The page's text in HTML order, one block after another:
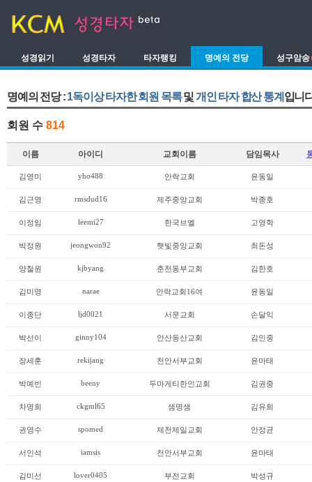
성경읽기 성경타자 타자랭킹 명예의 전당 성구암송
명예의 전당 :1독이상 타자한 회원 목록및개인 타자 합산 통계 입니
회원 수 814
이름 아이디 교회이름 담임목사
김영미 yho488 안락교회 윤동일
김근영 rmsdud16 제주중앙교회 박종호
이정임 leemi27 한국브엘 고영학
박정원 jeongwon92 햇빛중앙교회 최돈성
양철원 kjbyang 춘천동부교회 김한호
김미영 narae 안락교회16여 윤동일
이종단 ljd0021 서문교회 손달익
박선이 ginny104 안산동산교회 김인중
장세훈 rekijang 천안서부교회 윤마태
박예빈 beeny 두마게티한인교회 김권중
차명희 ckgml65 샘명샘 김유희
권영수 spomed 제천제일교회 안정균
서인석 iamsis 천안서부교회 윤마태
김미선 lover0405 부전교회 박성규